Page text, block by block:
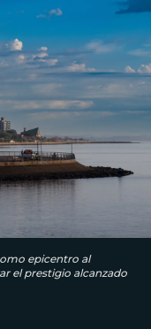
epicentro al
el prestigio alcanzado